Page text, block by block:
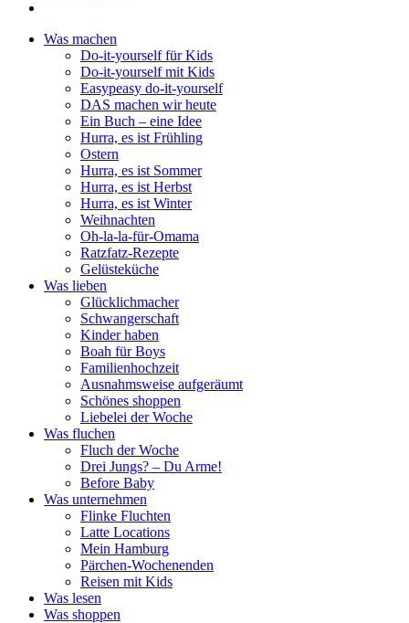
Was machen
Do-it-yourself für Kids
Do-it-yourself mit Kids
Easypeasy do-it-yourself
DAS machen wir heute
Ein Buch – eine Idee
Hurra, es ist Frühling
Ostern
Hurra, es ist Sommer
Hurra, es ist Herbst
Hurra, es ist Winter
Weihnachten
Oh-la-la-für-Omama
Ratzfatz-Rezepte
Gelüsteküche
Was lieben
Glücklichmacher
Schwangerschaft
Kinder haben
Boah für Boys
Familienhochzeit
Ausnahmsweise aufgeräumt
Schönes shoppen
Liebelei der Woche
Was fluchen
Fluch der Woche
Drei Jungs? – Du Arme!
Before Baby
Was unternehmen
Flinke Fluchten
Latte Locations
Mein Hamburg
Pärchen-Wochenenden
Reisen mit Kids
Was lesen
Was shoppen